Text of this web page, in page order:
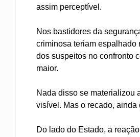
assim perceptível.
Nos bastidores da
criminosa teriam espalhado
dos suspeitos no confronto
maior.
Nada disso se materializou
visível. Mas o recado,
Do lado do Estado, a